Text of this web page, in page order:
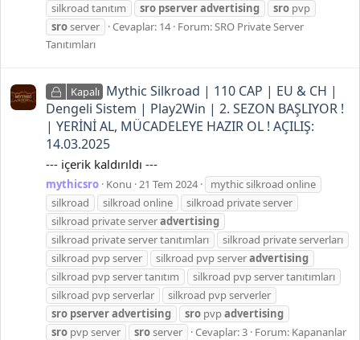
silkroad tanıtım
sro pserveradvertising sro pvp
sroserver Cevaplar: 14 Forum:SRO Private Server
Tanıtımları
Kapalı Mythic Silkroad | 110 CAP | EU & CH |
Dengeli Sistem | Play2Win | 2. SEZON BAŞLIYOR !
| YERİNİ AL, MÜCADELEYE HAZIR OL ! AÇILIŞ:
14.03.2025
--- içerik kaldırıldı ---
mythicsro Konu 21 Tem 2024
mythic silkroad online
silkroad
silkroad online
silkroad private server
silkroad private serveradvertising
silkroad private server tanıtımları
silkroad private serverları
silkroad pvp server
silkroad pvp serveradvertising
silkroad pvp server tanıtım
silkroad pvp server tanıtımları
silkroad pvp serverlar
silkroad pvp serverler
sro pserveradvertising sro pvpadvertising
sro pvp server sroserver Cevaplar: 3 Forum: Kapananlar